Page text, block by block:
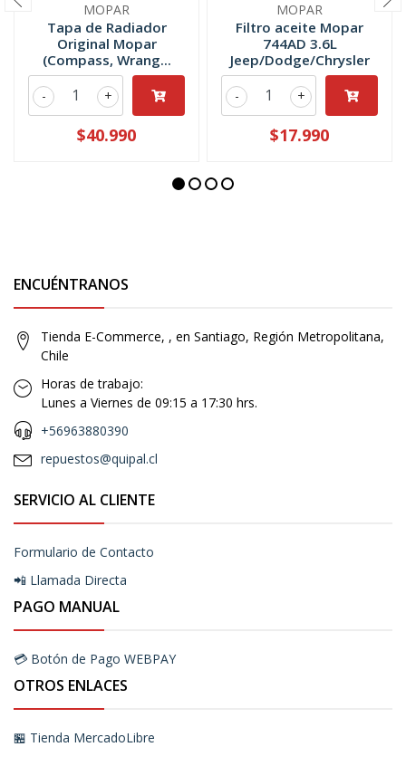
MOPAR
Tapa de Radiador
Original Mopar
(Compass, Wrang...
+
-
$40.990
MOPAR
Filtro aceite Mopar
744AD 3.6L
Jeep/Dodge/Chrysler
+
-
$17.990
ENCUÉNTRANOS
Tienda E-Commerce, , en Santiago, Región Metropolitana,
Chile
Horas de trabajo:
Lunes a Viernes de 09:15 a 17:30 hrs.
+56963880390
repuestos@quipal.cl
SERVICIO AL CLIENTE
Formulario de Contacto
📲 Llamada Directa
PAGO MANUAL
💳 Botón de Pago WEBPAY
OTROS ENLACES
🏪 Tienda MercadoLibre